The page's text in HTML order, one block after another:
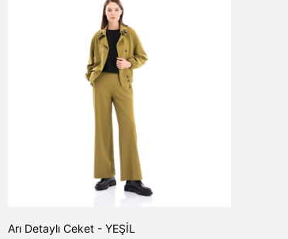
Arı Detaylı Ceket - YEŞİL